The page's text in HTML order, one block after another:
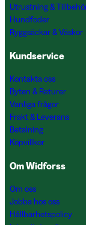
Utrustning &
Hundfoder
Ryggsäckar & Väskor
Kundservice
Kontakta oss
Byten & Returer
Vanliga frågor
Frakt & Leverans
Betalning
Köpvillkor
Om Widforss
Om oss
Jobba hos oss
Hållbarhetspolicy